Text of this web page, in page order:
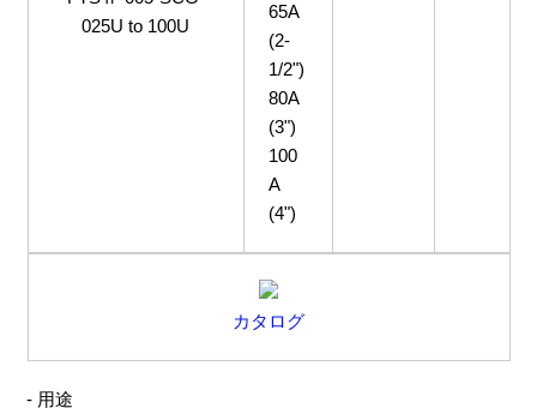
025U to 100U
65A
(2-
1/2")
80A
(3")
100
A
(4")
カタログ
- 用途